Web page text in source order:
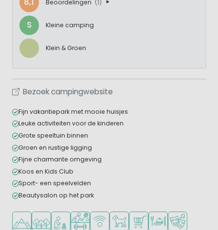
Beoordelingen (1)
S Kleine camping
Klein & Groen
Bezoek campingwebsite
Fijn vakantiepark met mooie huisjes
Leuke activiteiten voor de kinderen
Grote speeltuin binnen
Groen en rustige ligging
Fijne charmante omgeving
Koos en Kids Club
Sport- een speelvelden
Beautysalon op het park
Ligt in de heuvels/bergen
Ligt in een bosrijke omgeving
Aanbevolen voor jonge kinderen
Veel mogelijkheden om te sporten
WiFi beschikbaar
Huisdieren toegestaan
Campingwinkel/
Restaurant of